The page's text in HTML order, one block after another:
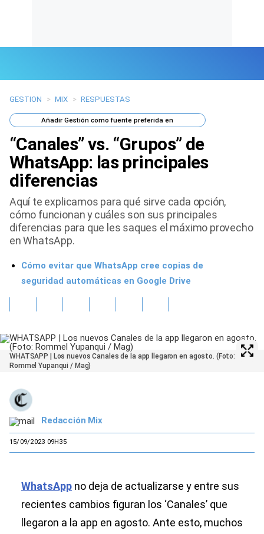
Últimas Noticias
Mi Bolsillo
Respuestas
Gente
Vida Laboral
Tendencias Mix
Sports
GESTION > MIX > RESPUESTAS
AñadirGestión como fuente preferida en
“Canales” vs. “Grupos” de
WhatsApp: las principales
diferencias
Aquí te explicamos para qué sirve cada opción,
cómo funcionan y cuáles son sus principales
diferencias para que les saques el máximo provecho
en WhatsApp.
Cómo evitar que WhatsApp cree copias de
seguridad automáticas en Google Drive
WHATSAPP | Los nuevos Canales de la app llegaron en agosto. (Foto:
Rommel Yupanqui / Mag)
Redacción Mix
15/09/2023 09H35
WhatsApp no deja de actualizarse y entre sus
recientes cambios figuran los ‘Canales’ que
llegaron a la app en agosto. Ante esto, muchos